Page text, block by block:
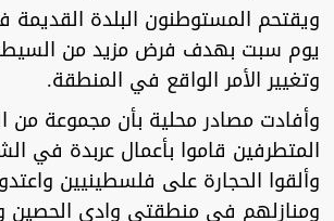
ويقتحم المستوطنون البلدة القديمة
يوم سبت بهدف فرض مزيد من
وتغيير الأمر الواقع في المنطقة.
وأفادت مصادر محلية بأن مجموعة من
المتطرفين قاموا بأعمال عربدة في
وألقوا الحجارة على فلسطينيين
ومنازلهم في منطقتي وادي الحصين